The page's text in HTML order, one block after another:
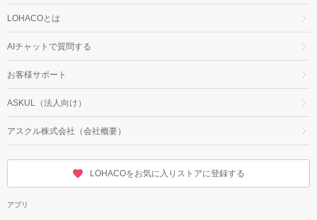
LOHACOとは
AIチャットで質問する
お客様サポート
ASKUL（法人向け）
アスクル株式会社（会社概要）
LOHACOをお気に入りストアに登録する
アプリ